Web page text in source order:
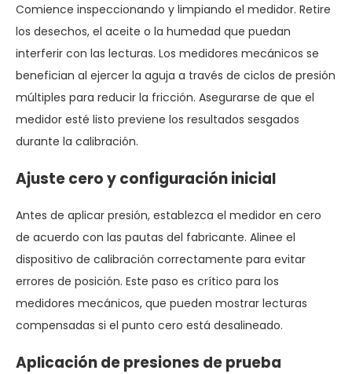
Comience inspeccionando y limpiando el medidor. Retire
los desechos, el aceite o la humedad que puedan
interferir con las lecturas. Los medidores mecánicos se
benefician al ejercer la aguja a través de ciclos de presión
múltiples para reducir la fricción. Asegurarse de que el
medidor esté listo previene los resultados sesgados
durante la calibración.
Ajuste cero y configuración inicial
Antes de aplicar presión, establezca el medidor en cero
de acuerdo con las pautas del fabricante. Alinee el
dispositivo de calibración correctamente para evitar
errores de posición. Este paso es crítico para los
medidores mecánicos, que pueden mostrar lecturas
compensadas si el punto cero está desalineado.
Aplicación de presiones de prueba